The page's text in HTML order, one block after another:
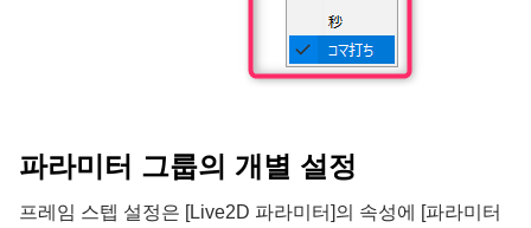
파라미터 그룹의 개별 설정
프레임 스텝 설정은 [Live2D 파라미터]의 속성에 [파라미터